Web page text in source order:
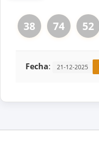
38 74 52
Fecha: 21-12-2025